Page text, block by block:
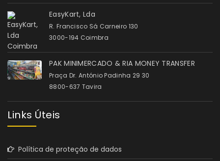
EasyKart, Lda
R. Francisco Sá Carneiro 130
3000-194 Coimbra
PAK MINIMERCADO & RIA MONEY TRANSFER
Praça Dr. António Padinha 29 30
8800-637 Tavira
Links Úteis
Política de proteção de dados